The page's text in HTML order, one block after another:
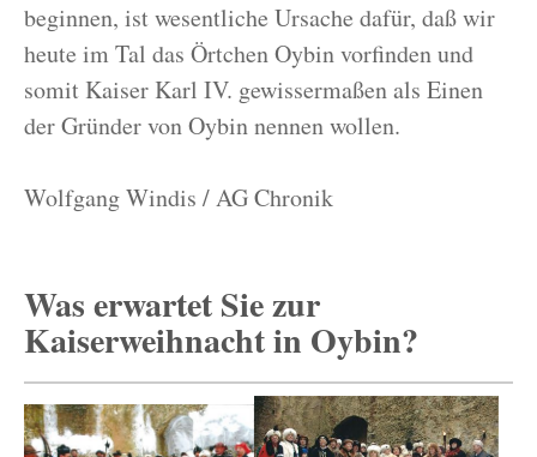
beginnen, ist wesentliche Ursache dafür, daß wir
heute im Tal das Örtchen Oybin vorfinden und
somit Kaiser Karl IV. gewissermaßen als Einen
der Gründer von Oybin nennen wollen.
Wolfgang Windis / AG Chronik
Was erwartet Sie zur
Kaiserweihnacht in Oybin?